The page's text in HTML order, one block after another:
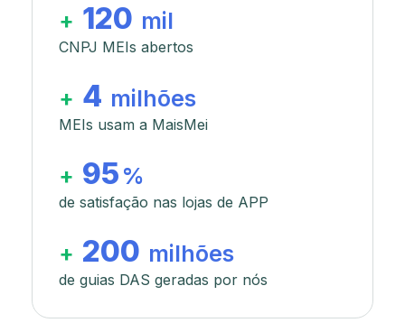
+ 120 mil
CNPJ MEIs abertos
+ 4 milhões
MEIs usam a MaisMei
+ 95 %
de satisfação nas lojas de APP
+ 200 milhões
de guias DAS geradas por nós